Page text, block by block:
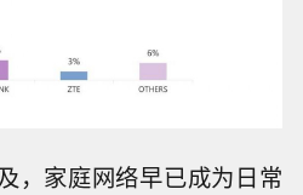
，家庭网络早已成为日常